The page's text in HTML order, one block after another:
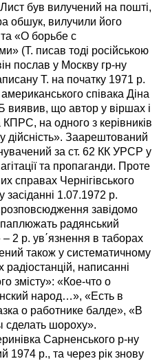
був вилучений на пошті,
обшук, вилучили його
«О борьбе с
(Т. писав тоді російською
послав у Москву гр-ну
Т. на початку 1971 р.
співака Діна
що автор у віршах і
на одного з керівників
Заарештований
за ст. 62 КК УРСР у
та пропаганди. Проте
справах Чернігівського
засіданні 1.07.1972 р.
завідомо
радянський
2 р. ув΄язнення в таборах
також у систематичному
написанні
змісту»: «Кое-что о
народ…», «Есть в
о работнике балде», «В
сделать шороху».
Сарненського р-ну
1974 р., та через рік знову